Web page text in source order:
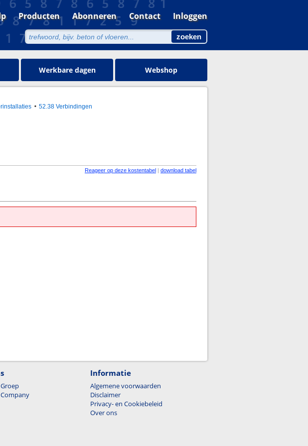
Producten Abonneren Contact Inloggen
Werkbare dagen Webshop
52.38 Verbindingen
Reageer op deze kostentabel | download tabel
Informatie
Algemene voorwaarden
Disclaimer
Privacy- en Cookiebeleid
Over ons